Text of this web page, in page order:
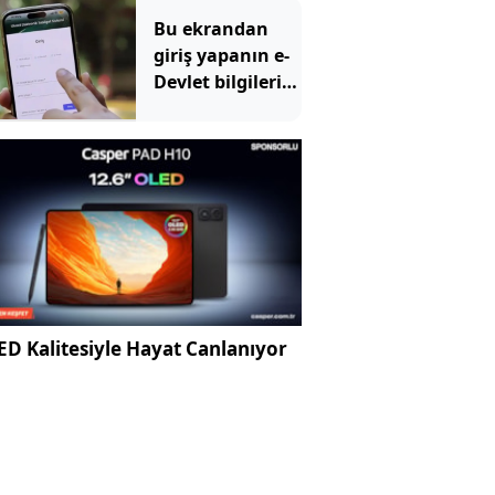
vurdu
Bu ekrandan
giriş yapanın e-
Devlet bilgileri
Kalitesiyle Hayat Canlanıyor